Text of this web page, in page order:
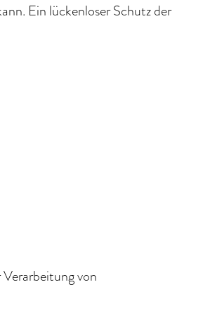
Ein lückenloser Schutz der
von